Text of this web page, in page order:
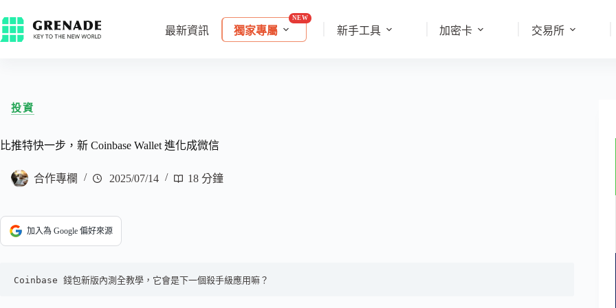
最新資訊 獨家專屬 新手工具 加密卡 交易所
投資
比推特快一步，新 Coinbase Wallet 進化成微信
合作專欄 2025/07/14 18 分鐘
加入為 Google 偏好來源
Coinbase 錢包新版內測全教學，它會是下一個殺手級應用嘛？